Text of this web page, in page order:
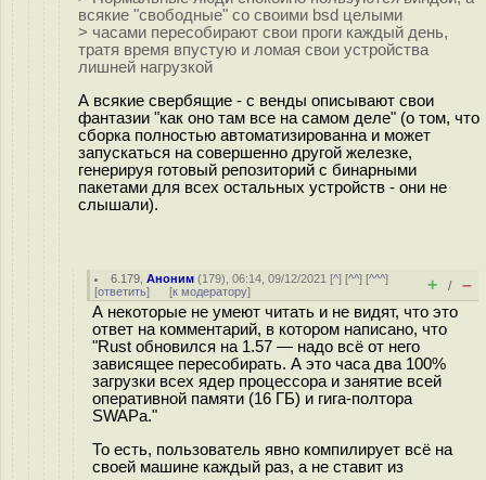
всякие "свободные" со своими bsd целыми
> часами пересобирают свои проги каждый день,
тратя время впустую и ломая свои устройства
лишней нагрузкой
А всякие свербящие - с венды описывают свои
фантазии "как оно там все на самом деле" (о том, что
сборка полностью автоматизированна и может
запускаться на совершенно другой железке,
генерируя готовый репозиторий с бинарными
пакетами для всех остальных устройств - они не
слышали).
6.179 ,Аноним (179), 06:14, 09/12/2021 [^] [^^] [^^^]
[ответить] [к модератору] + / –
А некоторые не умеют читать и не видят, что это
ответ на комментарий, в котором написано, что
"Rust обновился на 1.57 — надо всё от него
зависящее пересобирать. А это часа два 100%
загрузки всех ядер процессора и занятие всей
оперативной памяти (16 ГБ) и гига-полтора
SWAPа."
То есть, пользователь явно компилирует всё на
своей машине каждый раз, а не ставит из